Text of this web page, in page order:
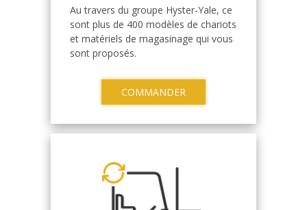
Au travers du groupe Hyster-Yale, ce
sont plus de 400 modèles de chariots
et matériels de magasinage qui vous
sont proposés.
COMMANDER